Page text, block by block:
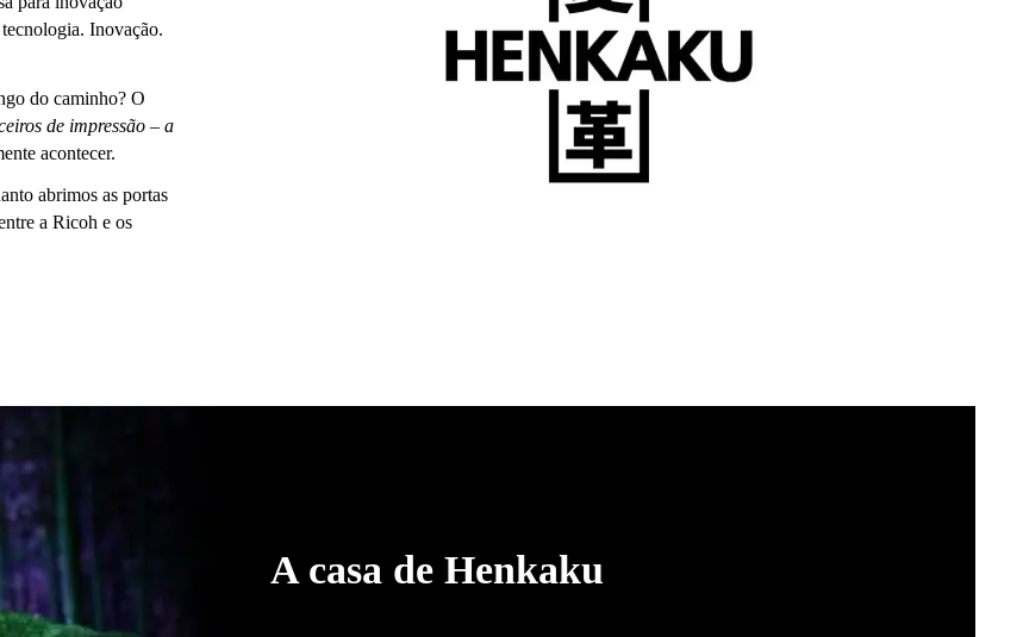
Inovação.
do caminho? O
de impressão – a
acontecer.
abrimos as portas
a Ricoh e os
A casa de Henkaku